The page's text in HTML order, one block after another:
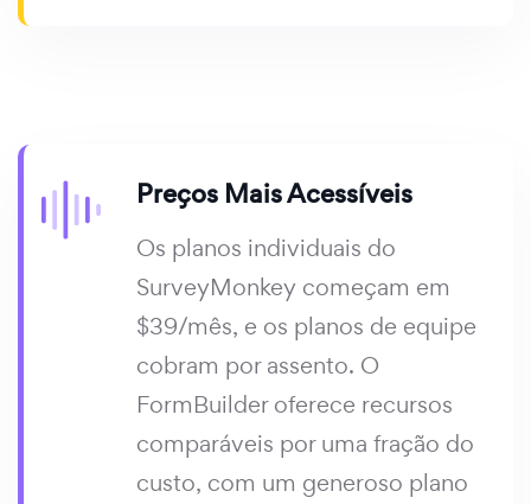
Preços Mais Acessíveis
Os planos individuais do
SurveyMonkey começam em
$39/mês, e os planos de equipe
cobram por assento. O
FormBuilder oferece recursos
comparáveis por uma fração do
custo, com um generoso plano